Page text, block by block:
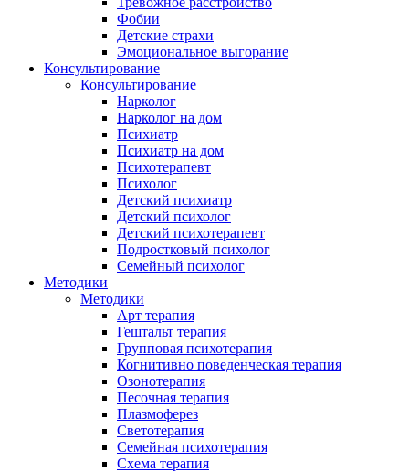
Фобии
Детские страхи
Эмоциональное выгорание
Консультирование
Консультирование
Нарколог
Нарколог на дом
Психиатр
Психиатр на дом
Психотерапевт
Психолог
Детский психиатр
Детский психолог
Детский психотерапевт
Подростковый психолог
Семейный психолог
Методики
Методики
Арт терапия
Гештальт терапия
Групповая психотерапия
Когнитивно поведенческая терапия
Озонотерапия
Песочная терапия
Плазмоферез
Светотерапия
Семейная психотерапия
Схема терапия